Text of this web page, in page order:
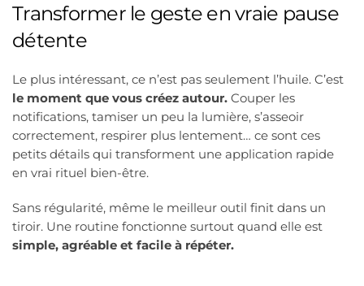
Transformer le geste en vraie pause
détente
Le plus intéressant, ce n’est pas seulement l’huile. C’est
le moment que vous créez autour. Couper les
notifications, tamiser un peu la lumière, s’asseoir
correctement, respirer plus lentement… ce sont ces
petits détails qui transforment une application rapide
en vrai rituel bien-être.
Sans régularité, même le meilleur outil finit dans un
tiroir. Une routine fonctionne surtout quand elle est
simple, agréable et facile à répéter.